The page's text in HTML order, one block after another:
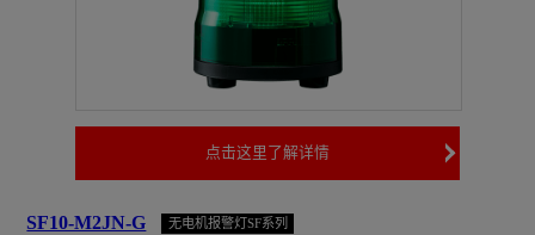
点击这里了解详情
SF10-M2JN-G 无电机报警灯SF系列